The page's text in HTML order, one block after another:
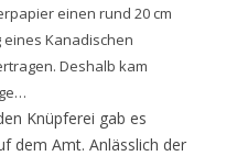
einen rund 20 cm
Kanadischen
Deshalb kam
Knüpferei gab es
dem Amt. Anlässlich der